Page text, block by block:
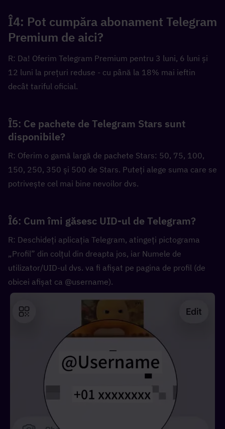
Î4: Pot cumpăra abonament Telegram
Premium de aici?
R: Da! Oferim Telegram Premium pentru 3 luni, 6 luni și
12 luni la prețuri reduse - cu până la 18% mai ieftin
decât tariful oficial.
Î5: Ce pachete de Telegram Stars sunt
disponibile?
R: Oferim o gamă largă de pachete Stars: 50, 75, 100,
150, 250, 350 și 500 de Stars. Puteți alege suma care se
potrivește cel mai bine nevoilor dvs.
Î6: Cum îmi găsesc UID-ul de Telegram?
R: Deschideți aplicația Telegram, atingeți pictograma
„Profil” din colțul din dreapta jos, iar Numele de
utilizator/UID-ul dvs. va fi afișat pe pagina de profil (de
obicei afișat ca @username).